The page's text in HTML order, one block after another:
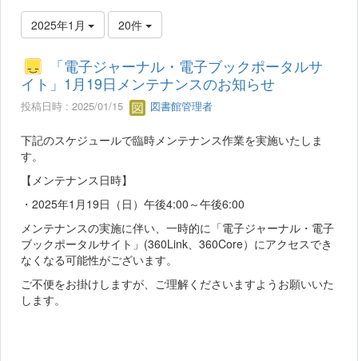
2025年1月 20件
「電子ジャーナル・電子ブックポータルサ
イト」1月19日メンテナンスのお知らせ
投稿日時 : 2025/01/15 図書館管理者
下記のスケジュールで臨時メンテナンス作業を実施いたしま
す。
【メンテナンス日時】
・2025年1月19日（日）午後4:00～午後6:00
メンテナンスの実施に伴い、一時的に「電子ジャーナル・電子
ブックポータルサイト」(360Link、360Core）にアクセスでき
なくなる可能性がございます。
ご不便をお掛けしますが、ご理解くださいますようお願いいた
します。